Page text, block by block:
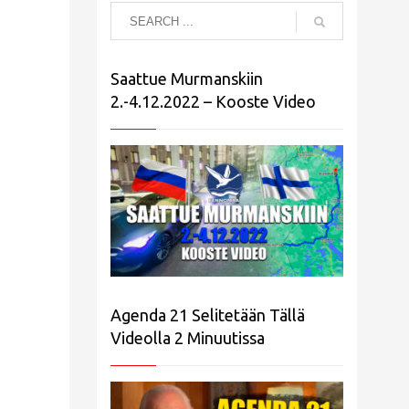
Saattue Murmanskiin
2.-4.12.2022 – Kooste Video
Agenda 21 Selitetään Tällä
Videolla 2 Minuutissa